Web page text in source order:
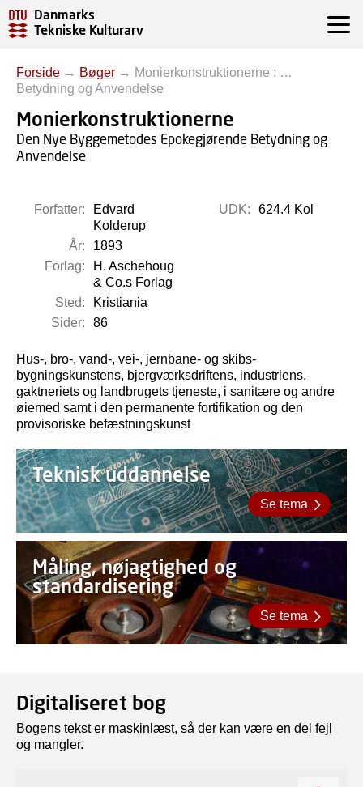
Danmarks
Tekniske Kulturarv
Forside → Bøger → Monierkonstruktionerne : …
Betydning og Anvendelse
Monierkonstruktionerne
Den Nye Byggemetodes Epokegjørende Betydning og
Anvendelse
Forfatter:
Edvard
Kolderup
År:
1893
Forlag:
H. Aschehoug
& Co.s Forlag
Sted:
Kristiania
Sider:
86
UDK: 624.4 Kol
Hus-, bro-, vand-, vei-, jernbane- og skibs-
bygningskunstens, bjergværksdriftens, industriens,
gaktneriets og landbrugets tjeneste, i sanitære og andre
øiemed samt i den permanente fortifikation og den
provisoriske befæstningskunst
Teknisk uddannelse
Se tema
Måling, nøjagtighed og
standardisering
Se tema
Digitaliseret bog
Bogens tekst er maskinlæst, så der kan være en del fejl
og mangler.